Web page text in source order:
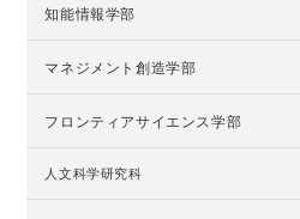
知能情報学部
マネジメント創造学部
フロンティアサイエンス学部
人文科学研究科